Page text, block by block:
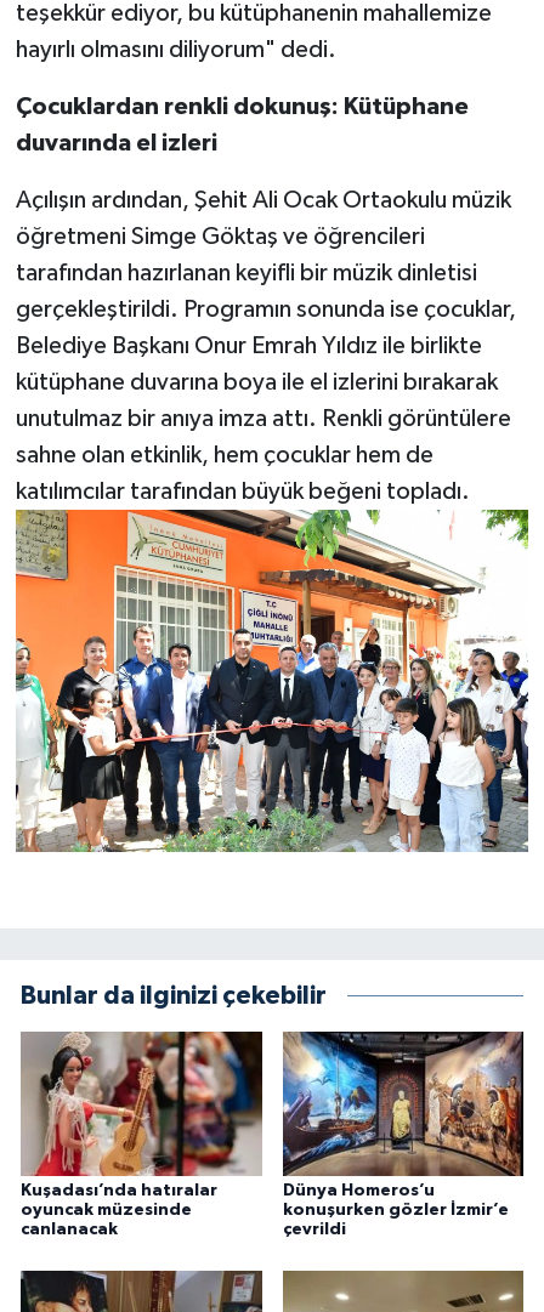
teşekkür ediyor, bu kütüphanenin mahallemize
hayırlı olmasını diliyorum" dedi.
Çocuklardan renkli dokunuş: Kütüphane
duvarında el izleri
Açılışın ardından, Şehit Ali Ocak Ortaokulu müzik
öğretmeni Simge Göktaş ve öğrencileri
tarafından hazırlanan keyifli bir müzik dinletisi
gerçekleştirildi. Programın sonunda ise çocuklar,
Belediye Başkanı Onur Emrah Yıldız ile birlikte
kütüphane duvarına boya ile el izlerini bırakarak
unutulmaz bir anıya imza attı. Renkli görüntülere
sahne olan etkinlik, hem çocuklar hem de
katılımcılar tarafından büyük beğeni topladı.
Bunlar da ilginizi çekebilir
Kuşadası’nda hatıralar
oyuncak müzesinde
canlanacak
Dünya Homeros’u
konuşurken gözler İzmir’e
çevrildi